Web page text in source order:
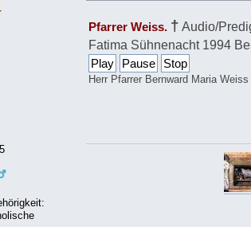
Pfarrer Weiss. † Audio/
Fatima Sühnenacht 1994
Play
Pause Stop
Herr Pfarrer Bernward Maria